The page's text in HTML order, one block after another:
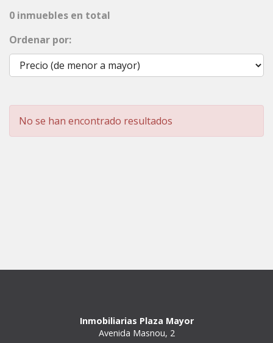
0 inmuebles en total
Ordenar por:
No se han encontrado resultados
Inmobiliarias Plaza Mayor
Avenida Masnou, 2